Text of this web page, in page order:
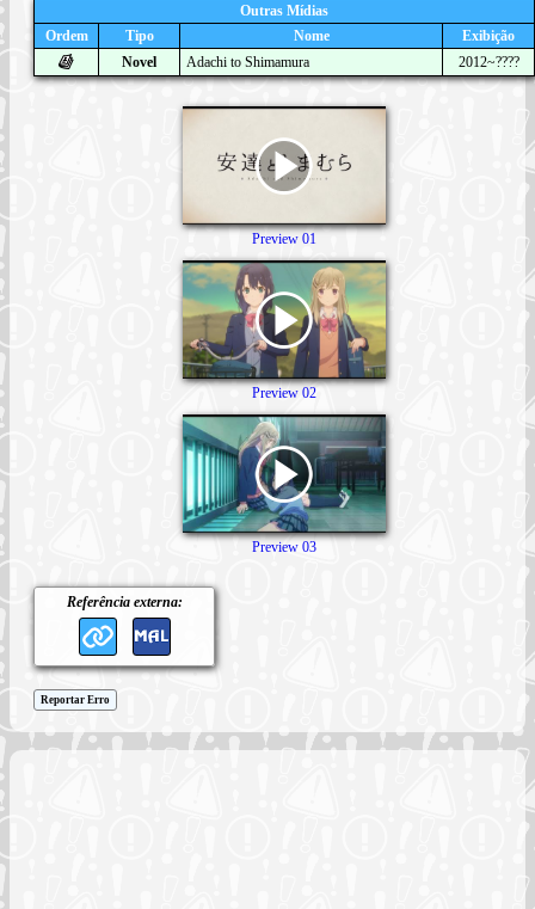
Outras Mídias
Ordem
Tipo Nome
Exibição
Novel
Adachi to Shimamura 2012~????
Referência externa:
Preview 01
Preview 02
Preview 03
Reportar Erro